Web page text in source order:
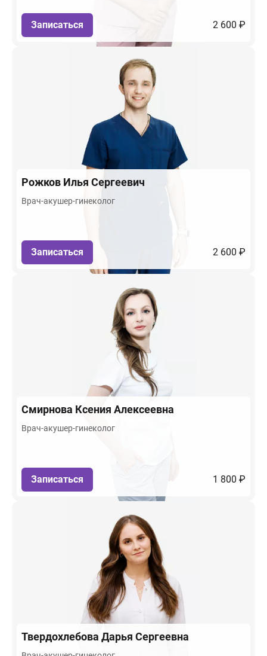
Записаться 2 600 ₽
Рожков Илья Сергеевич
Врач-акушер-гинеколог
Записаться 2 600 ₽
Смирнова Ксения Алексеевна
Врач-акушер-гинеколог
Записаться 1 800 ₽
Твердохлебова Дарья Сергеевна